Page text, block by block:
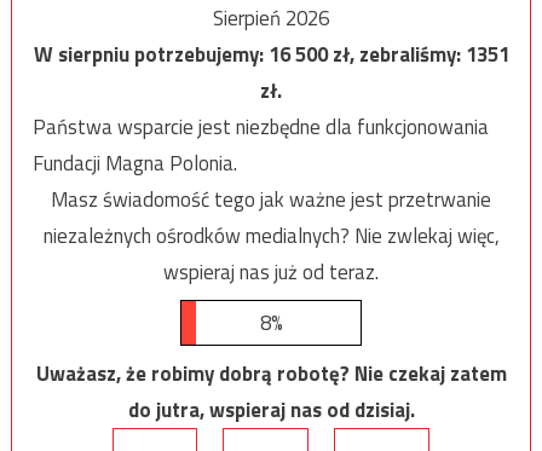
Sierpień 2026
W sierpniu potrzebujemy:16 500zł, zebraliśmy:1351
zł.
Państwa wsparcie jest niezbędne dla funkcjonowania
Fundacji Magna Polonia.
Masz świadomość tego jak ważne jest przetrwanie
niezależnych ośrodków medialnych? Nie zwlekaj więc,
wspieraj nas już od teraz.
8%
Uważasz, że robimy dobrą robotę? Nie czekaj zatem
do jutra, wspieraj nas od dzisiaj.